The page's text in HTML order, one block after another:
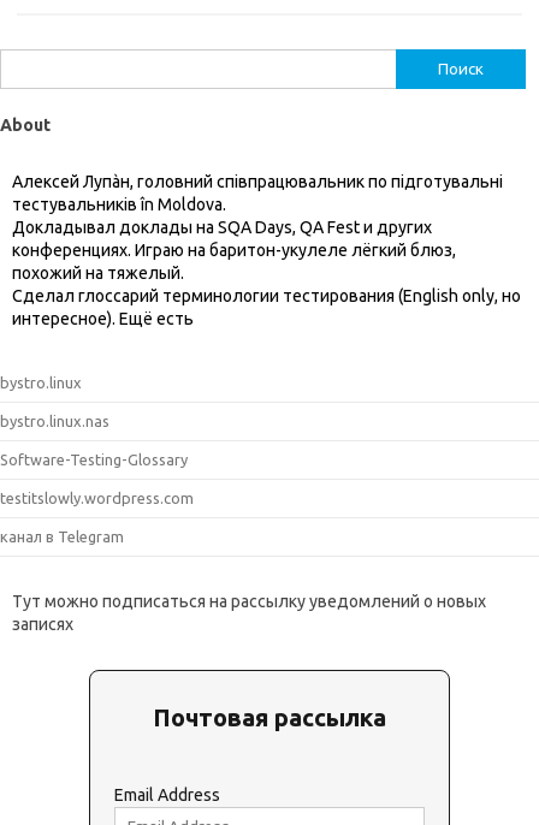
About
Алексей Лупàн, головний спiвпрацювальник по підготувальні
тестувальників în Moldova.
Докладывал доклады на SQA Days, QA Fest и других
конференциях. Играю на баритон-укулеле лёгкий блюз,
похожий на тяжелый.
Сделал глоссарий терминологии тестирования (English only, но
интересное). Ещё есть
bystro.linux
bystro.linux.nas
Software-Testing-Glossary
testitslowly.wordpress.com
канал в Telegram
Тут можно подписаться на рассылку уведомлений о новых
записях
Почтовая рассылка
Email Address